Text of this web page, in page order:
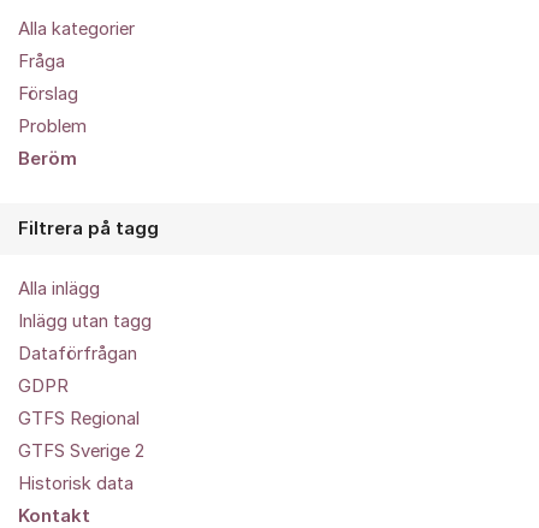
Alla kategorier
Fråga
Förslag
Problem
Beröm
Filtrera på tagg
Alla inlägg
Inlägg utan tagg
Dataförfrågan
GDPR
GTFS Regional
GTFS Sverige 2
Historisk data
Kontakt